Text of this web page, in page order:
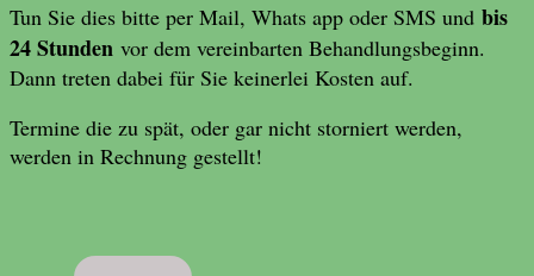
Tun Sie dies bitte per Mail, Whats app oder SMS und bis
24 Stunden vor dem vereinbarten Behandlungsbeginn.
Dann treten dabei für Sie keinerlei Kosten auf.
Termine die zu spät, oder gar nicht storniert werden,
werden in Rechnung gestellt!